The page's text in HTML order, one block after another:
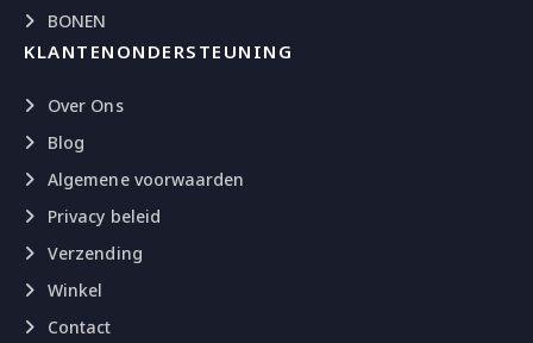
BONEN
KLANTENONDERSTEUNING
Over Ons
Blog
Algemene voorwaarden
Privacy beleid
Verzending
Winkel
Contact